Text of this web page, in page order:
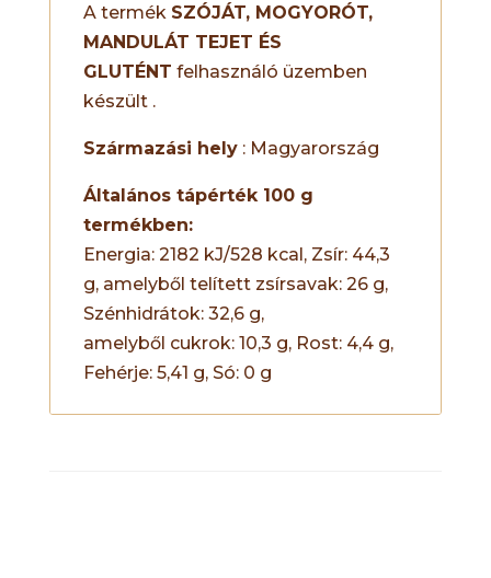
A termék SZÓJÁT, MOGYORÓT,
MANDULÁT TEJET ÉS
GLUTÉNT felhasználó üzemben
készült .
Származási hely: Magyarország
Általános tápérték 100 g
termékben:
Energia: 2182 kJ/528 kcal, Zsír: 44,3
g, amelyből telített zsírsavak: 26 g,
Szénhidrátok: 32,6 g,
amelyből cukrok: 10,3 g, Rost: 4,4 g,
Fehérje: 5,41 g, Só: 0 g